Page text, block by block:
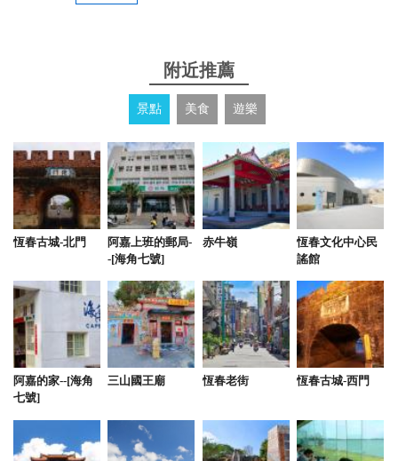
附近推薦
景點 美食 遊樂
恆春古城-北門
阿嘉上班的郵局-
-[海角七號]
赤牛嶺
恆春文化中心民
謠館
阿嘉的家--[海角
七號]
三山國王廟 恆春老街 恆春古城-西門